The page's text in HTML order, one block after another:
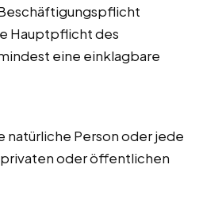
Hauptpflicht des
eine einklagbare
Person oder jede
oder öffentlichen